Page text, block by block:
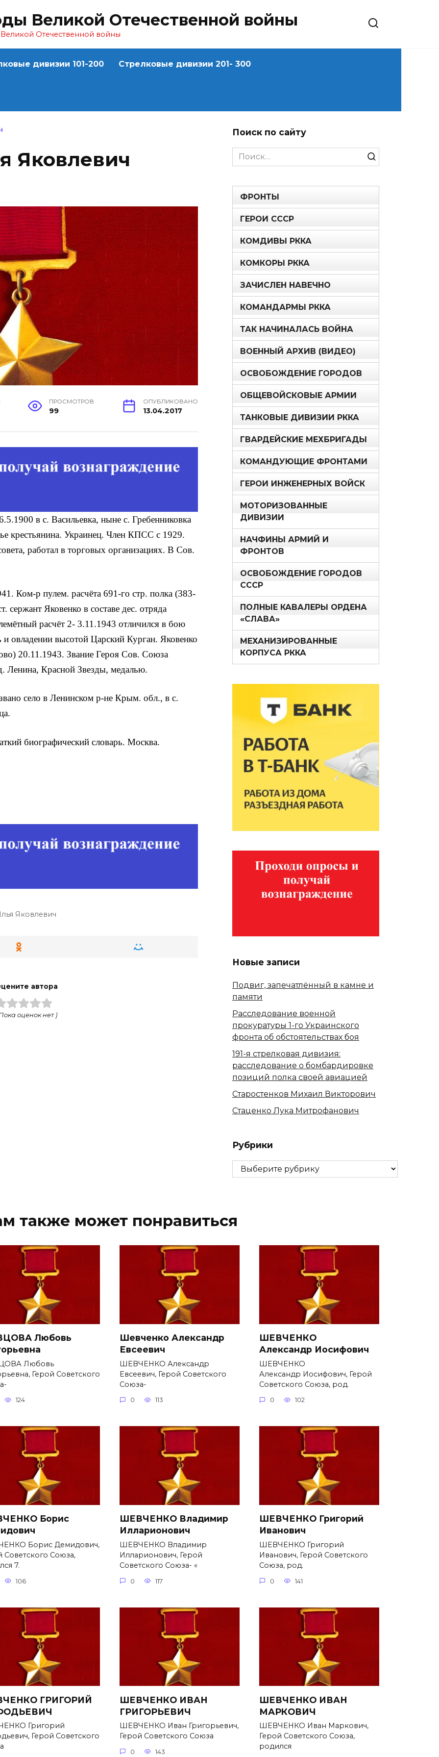
Великой Отечественной войны
Отечественной войны
дивизии 101-200 Стрелковые дивизии 201- 300
Яковлевич
ПРОСМОТРОВ
99
ОПУБЛИКОВАНО
13.04.2017
в с. Васильевка, ныне с. Гребенниковка
крестьянина. Украинец. Член КПСС с 1929.
работал в торговых организациях. В Сов.
Ком-р пулем. расчёта 691-го стр. пол­ка (383-
Яковенко в составе дес. от­ряда
расчёт 2- 3.11.1943 отличился в бою
овладении высотой Цар­ский Курган. Яковенко
20.11.1943. Звание Героя Сов. Союза
Ленина, Красной Звезды, медалью.
село в Ленинском р-не Крым. обл., в с.
биографический словарь. Москва.
Яковлевич
автора
оценок нет )
Поиск по сайту
Search
for:
ФРОНТЫ
ГЕРОИ СССР
КОМДИВЫ РККА
КОМКОРЫ РККА
ЗАЧИСЛЕН НАВЕЧНО
КОМАНДАРМЫ РККА
ТАК НАЧИНАЛАСЬ ВОЙНА
ВОЕННЫЙ АРХИВ (ВИДЕО)
ОСВОБОЖДЕНИЕ ГОРОДОВ
ОБЩЕВОЙСКОВЫЕ АРМИИ
ТАНКОВЫЕ ДИВИЗИИ РККА
ГВАРДЕЙСКИЕ МЕХБРИГАДЫ
КОМАНДУЮЩИЕ ФРОНТАМИ
ГЕРОИ ИНЖЕНЕРНЫХ ВОЙСК
МОТОРИЗОВАННЫЕ
ДИВИЗИИ
НАЧФИНЫ АРМИЙ И
ФРОНТОВ
ОСВОБОЖДЕНИЕ ГОРОДОВ
СССР
ПОЛНЫЕ КАВАЛЕРЫ ОРДЕНА
«СЛАВА»
МЕХАНИЗИРОВАННЫЕ
КОРПУСА РККА
Новые записи
Подвиг, запечатлённый в камне и
памяти
Расследование военной
прокуратуры 1-го Украинского
фронта об обстоятельствах боя
191-я стрелковая дивизия:
расследование о бомбардировке
позиций полка своей авиацией
Старостенков Михаил Викторович
Стаценко Лука Митрофанович
Рубрики
Рубрики
также может понравиться
Любовь
Любовь
Герой Советского
124
Шевченко Александр
Евсеевич
ШЕВЧЕНКО Александр
Евсеевич, Герой Советского
Союза-
0 113
ШЕВЧЕНКО
Александр Иосифович
ШЕВЧЕНКО
Александр Иосифович, Герой
Советского Союза, род.
0 102
Борис
Борис Демидович,
Советского Союза,
7.
106
ШЕВЧЕНКО Владимир
Илларионович
ШЕВЧЕНКО Владимир
Илларионович, Герой
Советского Союза- «
0 117
ШЕВЧЕНКО Григорий
Иванович
ШЕВЧЕНКО Григорий
Иванович, Герой Советского
Союза, род.
0 141
ГРИГОРИЙ
Григорий
Герой Советского
ШЕВЧЕНКО ИВАН
ГРИГОРЬЕВИЧ
ШЕВЧЕНКО Иван Григорьевич,
Герой Советского Союза
0 143
ШЕВЧЕНКО ИВАН
МАРКОВИЧ
ШЕВЧЕНКО Иван Маркович,
Герой Советского Союза,
родился